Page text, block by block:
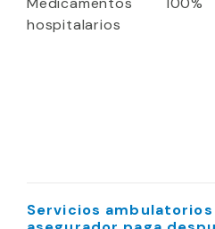
hospitalarios
Servicios